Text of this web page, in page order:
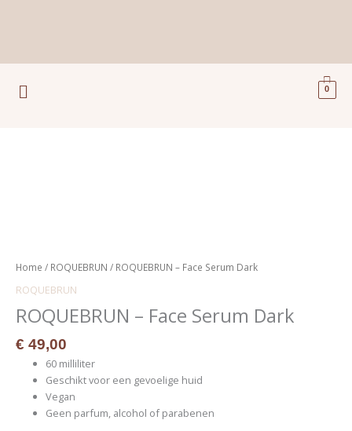
Menu 0
Home / ROQUEBRUN / ROQUEBRUN – Face Serum Dark
ROQUEBRUN
ROQUEBRUN – Face Serum Dark
€ 49,00
60 milliliter
Geschikt voor een gevoelige huid
Vegan
Geen parfum, alcohol of parabenen
aantal